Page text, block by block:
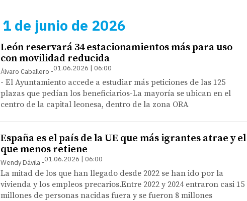
1 de junio de 2026
León reservará 34 estacionamientos más para uso
con movilidad reducida
Álvaro Caballero 01.06.2026 | 06:00
- El Ayuntamiento accede a estudiar más peticiones de las 125
plazas que pedían los beneficiarios-La mayoría se ubican en el
centro de la capital leonesa, dentro de la zona ORA
España es el país de la UE que más igrantes atrae y el
que menos retiene
Wendy Dávila 01.06.2026 | 06:00
La mitad de los que han llegado desde 2022 se han ido por la
vivienda y los empleos precarios.Entre 2022 y 2024 entraron casi 15
millones de personas nacidas fuera y se fueron 8 millones